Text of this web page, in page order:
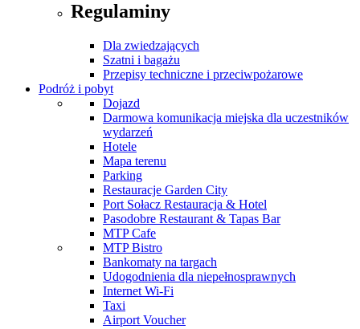
Regulaminy
Dla zwiedzających
Szatni i bagażu
Przepisy techniczne i przeciwpożarowe
Podróż i pobyt
Dojazd
Darmowa komunikacja miejska dla uczestników
wydarzeń
Hotele
Mapa terenu
Parking
Restauracje Garden City
Port Sołacz Restauracja & Hotel
Pasodobre Restaurant & Tapas Bar
MTP Cafe
MTP Bistro
Bankomaty na targach
Udogodnienia dla niepełnosprawnych
Internet Wi-Fi
Taxi
Airport Voucher